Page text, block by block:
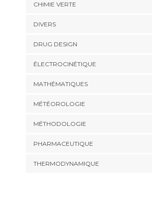
CHIMIE VERTE
DIVERS
DRUG DESIGN
ÉLECTROCINÉTIQUE
MATHÉMATIQUES
MÉTÉOROLOGIE
MÉTHODOLOGIE
PHARMACEUTIQUE
THERMODYNAMIQUE